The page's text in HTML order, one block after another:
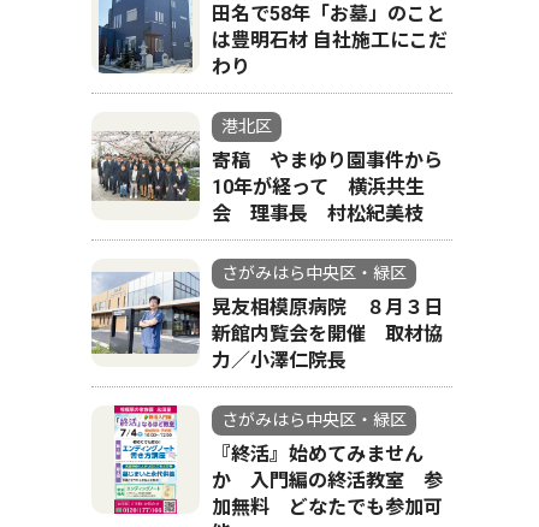
田名で58年「お墓」のこと
は豊明石材 自社施工にこだ
わり
港北区
寄稿 やまゆり園事件から
10年が経って 横浜共生
会 理事長 村松紀美枝
さがみはら中央区・緑区
晃友相模原病院 ８月３日
新館内覧会を開催 取材協
力／小澤仁院長
さがみはら中央区・緑区
『終活』始めてみません
か 入門編の終活教室 参
加無料 どなたでも参加可